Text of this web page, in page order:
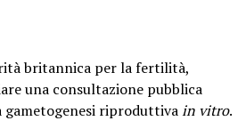
britannica per la fertilità,
una consultazione pubblica
riproduttivain vitro.